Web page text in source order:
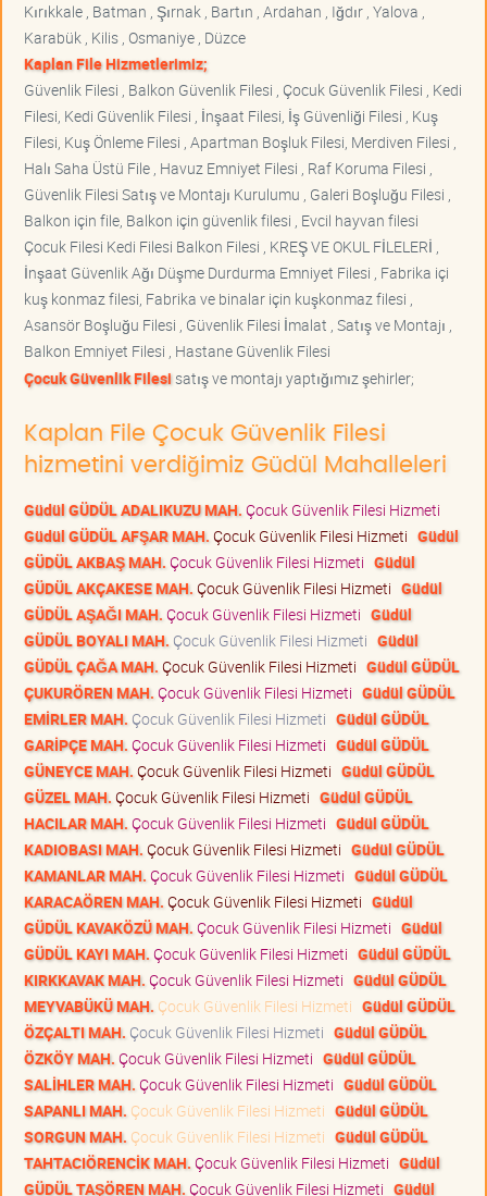
Kırıkkale , Batman , Şırnak , Bartın , Ardahan , Iğdır , Yalova ,
Karabük , Kilis , Osmaniye , Düzce
Kaplan File Hizmetlerimiz;
Güvenlik Filesi , Balkon Güvenlik Filesi , Çocuk Güvenlik Filesi , Kedi
Filesi, Kedi Güvenlik Filesi , İnşaat Filesi, İş Güvenliği Filesi , Kuş
Filesi, Kuş Önleme Filesi , Apartman Boşluk Filesi, Merdiven Filesi ,
Halı Saha Üstü File , Havuz Emniyet Filesi , Raf Koruma Filesi ,
Güvenlik Filesi Satış ve Montajı Kurulumu , Galeri Boşluğu Filesi ,
Balkon için file, Balkon için güvenlik filesi , Evcil hayvan filesi
Çocuk Filesi Kedi Filesi Balkon Filesi , KREŞ VE OKUL FİLELERİ ,
İnşaat Güvenlik Ağı Düşme Durdurma Emniyet Filesi , Fabrika içi
kuş konmaz filesi, Fabrika ve binalar için kuşkonmaz filesi ,
Asansör Boşluğu Filesi , Güvenlik Filesi İmalat , Satış ve Montajı ,
Balkon Emniyet Filesi , Hastane Güvenlik Filesi
Çocuk Güvenlik Filesisatış ve montajı yaptığımız şehirler;
Kaplan File Çocuk Güvenlik Filesi
hizmetini verdiğimiz Güdül Mahalleleri
Güdül GÜDÜL ADALIKUZU MAH. Çocuk Güvenlik Filesi Hizmeti
Güdül GÜDÜL AFŞAR MAH. Çocuk Güvenlik Filesi Hizmeti Güdül
GÜDÜL AKBAŞ MAH. Çocuk Güvenlik Filesi Hizmeti Güdül
GÜDÜL AKÇAKESE MAH. Çocuk Güvenlik Filesi Hizmeti Güdül
GÜDÜL AŞAĞI MAH. Çocuk Güvenlik Filesi Hizmeti Güdül
GÜDÜL BOYALI MAH. Çocuk Güvenlik Filesi Hizmeti Güdül
GÜDÜL ÇAĞA MAH. Çocuk Güvenlik Filesi Hizmeti Güdül GÜDÜL
ÇUKURÖREN MAH. Çocuk Güvenlik Filesi Hizmeti Güdül GÜDÜL
EMİRLER MAH. Çocuk Güvenlik Filesi Hizmeti Güdül GÜDÜL
GARİPÇE MAH. Çocuk Güvenlik Filesi Hizmeti Güdül GÜDÜL
GÜNEYCE MAH. Çocuk Güvenlik Filesi Hizmeti Güdül GÜDÜL
GÜZEL MAH. Çocuk Güvenlik Filesi Hizmeti Güdül GÜDÜL
HACILAR MAH. Çocuk Güvenlik Filesi Hizmeti Güdül GÜDÜL
KADIOBASI MAH. Çocuk Güvenlik Filesi Hizmeti Güdül GÜDÜL
KAMANLAR MAH. Çocuk Güvenlik Filesi Hizmeti Güdül GÜDÜL
KARACAÖREN MAH. Çocuk Güvenlik Filesi Hizmeti Güdül
GÜDÜL KAVAKÖZÜ MAH. Çocuk Güvenlik Filesi Hizmeti Güdül
GÜDÜL KAYI MAH. Çocuk Güvenlik Filesi Hizmeti Güdül GÜDÜL
KIRKKAVAK MAH. Çocuk Güvenlik Filesi Hizmeti Güdül GÜDÜL
MEYVABÜKÜ MAH. Çocuk Güvenlik Filesi Hizmeti Güdül GÜDÜL
ÖZÇALTI MAH. Çocuk Güvenlik Filesi Hizmeti Güdül GÜDÜL
ÖZKÖY MAH. Çocuk Güvenlik Filesi Hizmeti Güdül GÜDÜL
SALİHLER MAH. Çocuk Güvenlik Filesi Hizmeti Güdül GÜDÜL
SAPANLI MAH. Çocuk Güvenlik Filesi Hizmeti Güdül GÜDÜL
SORGUN MAH. Çocuk Güvenlik Filesi Hizmeti Güdül GÜDÜL
TAHTACIÖRENCİK MAH. Çocuk Güvenlik Filesi Hizmeti Güdül
GÜDÜL TAŞÖREN MAH. Çocuk Güvenlik Filesi Hizmeti Güdül